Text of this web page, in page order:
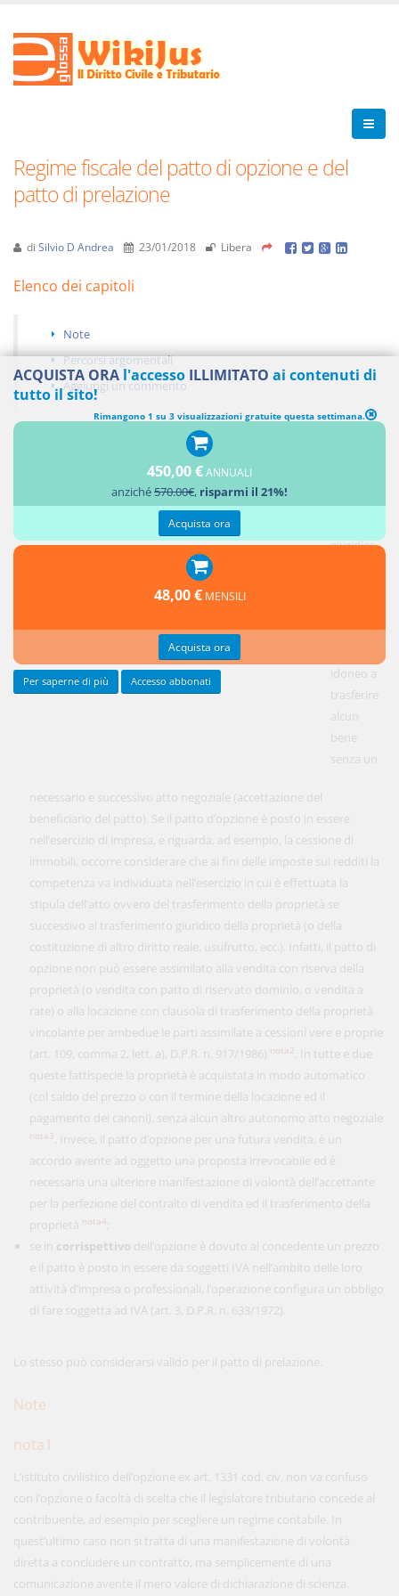
Regime fiscale del patto di opzione e del
patto di prelazione
di Silvio D Andrea 23/01/2018 Libera
Elenco dei capitoli
Note
Percorsi argomentali
Aggiungi un commento
Ai fini dell’applicazione del regime fiscale al patto di opzione
occorre soprattutto considerare:
giuridica
di per sé
idoneo a
trasferire
alcun
bene
senza un
necessario e successivo atto negoziale (accettazione del
beneficiario del patto). Se il patto d’opzione è posto in essere
nell’esercizio di impresa, e riguarda, ad esempio, la cessione di
immobili, occorre considerare che ai fini delle imposte sui redditi la
competenza va individuata nell’esercizio in cui è effettuata la
stipula dell’atto ovvero del trasferimento della proprietà se
successivo al trasferimento giuridico della proprietà (o della
costituzione di altro diritto reale, usufrutto, ecc.). Infatti, il patto di
opzione non può essere assimilato alla vendita con riserva della
proprietà (o vendita con patto di riservato dominio, o vendita a
rate) o alla locazione con clausola di trasferimento della proprietà
vincolante per ambedue le parti assimilate a cessioni vere e proprie
(art. 109, comma 2, lett. a), D.P.R. n. 917/1986) nota2
. In tutte e due
queste fattispecie la proprietà è acquistata in modo automatico
(col saldo del prezzo o con il termine della locazione ed il
pagamento dei canoni), senza alcun altro autonomo atto negoziale
nota3
. Invece, il patto d’opzione per una futura vendita, è un
accordo avente ad oggetto una proposta irrevocabile ed è
necessaria una ulteriore manifestazione di volontà dell’accettante
per la perfezione del contralto di vendita ed il trasferimento della
proprietà nota4;
se in corrispettivo dell’opzione è dovuto al concedente un prezzo
e il patto è posto in essere da soggetti IVA nell’ambito delle loro
attività d’impresa o professionali, l’operazione configura un obbligo
di fare soggetta ad IVA (art. 3, D.P.R. n. 633/1972).
Lo stesso può considerarsi valido per il patto di prelazione.
Note
nota1
L’istituto civilistico dell’opzione ex art. 1331 cod. civ. non va confuso
con l’opzione o facoltà di scelta che il legislatore tributario concede al
contribuente, ad esempio per scegliere un regime contabile. In
quest’ultimo caso non si tratta di una manifestazione di volontà
diretta a concludere un contratto, ma semplicemente di una
comunicazione avente il mero valore di dichiarazione di scienza.
ACQUISTA ORA l'accesso ILLIMITATO ai contenuti di
tutto il sito!
Rimangono 1 su 3 visualizzazioni gratuite questa settimana.
450,00 €ANNUALI
anziché570.00€, risparmi il 21%!
Acquista ora
48,00 € MENSILI
Acquista ora
Per saperne di più Accesso abbonati